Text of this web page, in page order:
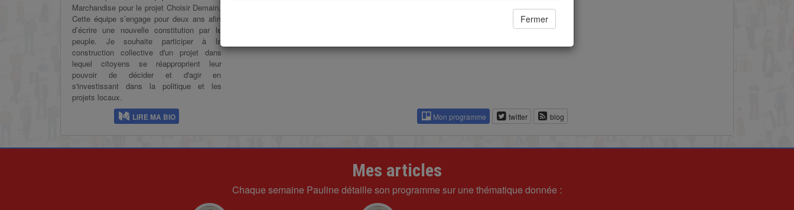
Marchandise pour le projet Choisir Demain.
Cette équipe s’engage pour deux ans afin
d’écrire une nouvelle constitution par le
peuple. Je souhaite participer à la
construction collective d'un projet dans
lequel citoyens se réapproprient leur
pouvoir de décider et d'agir en
s'investissant dans la politique et les
projets locaux.
LIRE MA BIO Mon programme twitter blog
Mes articles
Chaque semaine Pauline détaille son programme sur une thématique donnée :
Fermer